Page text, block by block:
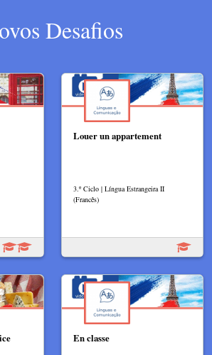
Desafios
Louer un appartement
3.º Ciclo | Língua Estrangeira II
(Francês)
En classe